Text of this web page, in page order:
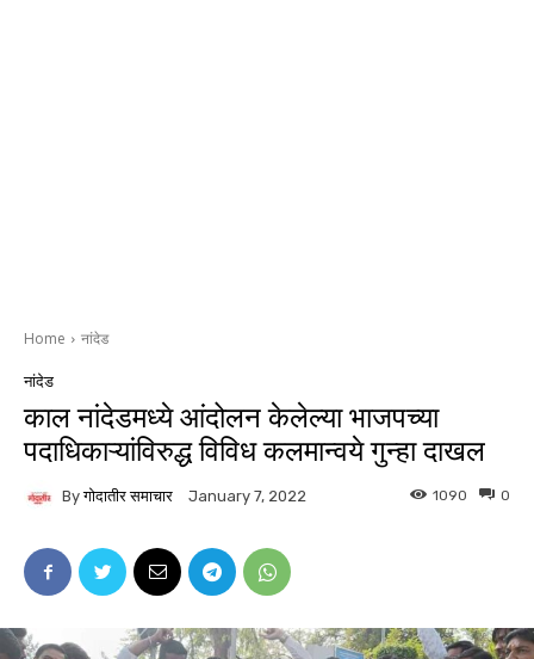
Home नांदेड
नांदेड
काल नांदेडमध्ये आंदोलन केलेल्या भाजपच्या
पदाधिकाऱ्यांविरुद्ध विविध कलमान्वये गुन्हा दाखल
By गोदातीर समाचार January 7, 2022 0
1090